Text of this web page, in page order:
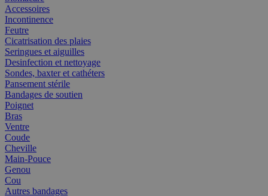
Accessoires
Incontinence
Feutre
Cicatrisation des plaies
Seringues et aiguilles
Desinfection et nettoyage
Sondes, baxter et cathéters
Pansement stérile
Bandages de soutien
Poignet
Bras
Ventre
Coude
Cheville
Main-Pouce
Genou
Cou
Autres bandages